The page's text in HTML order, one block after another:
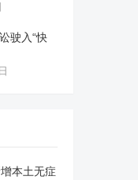
驶入“快
本土无症